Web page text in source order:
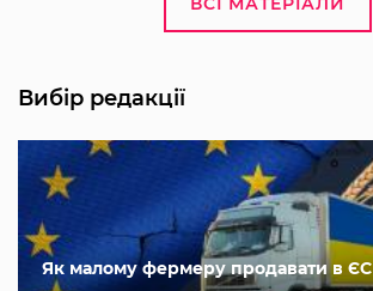
Вибір редакції
Як малому фермеру продавати в ЄС